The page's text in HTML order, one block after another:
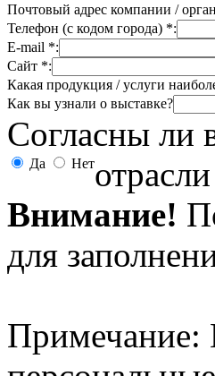
Почтовый адрес компании /
Телефон (с кодом города) *:
E-mail *:
Сайт *:
Какая продукция / услуги
Как вы узнали о выставке?
Согласны ли
Да Нет
Внимание!
для
Примечание: